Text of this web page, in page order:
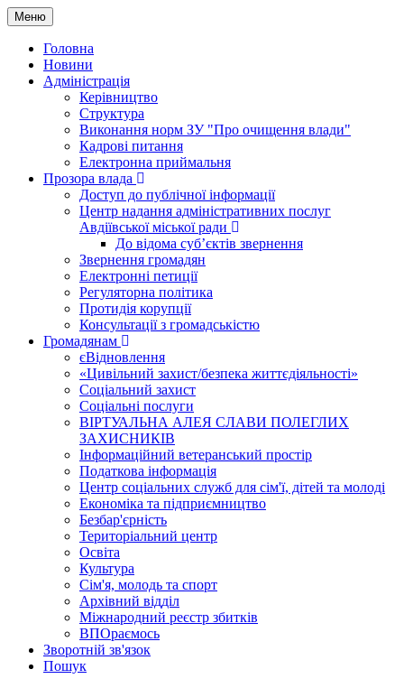
Меню
Головна
Новини
Адміністрація
Керівництво
Структура
Виконання норм ЗУ "Про очищення влади"
Кадрові питання
Електронна приймальня
Прозора влада
Доступ до публічної інформації
Центр надання адміністративних послуг
Авдіївської міської ради
До відома суб’єктів звернення
Звернення громадян
Електронні петиції
Регуляторна політика
Протидія корупції
Консультації з громадськістю
Громадянам
єВідновлення
«Цивільний захист/безпека життєдіяльності»
Соціальний захист
Соціальні послуги
ВІРТУАЛЬНА АЛЕЯ СЛАВИ ПОЛЕГЛИХ
ЗАХИСНИКІВ
Інформаційний ветеранський простір
Податкова інформація
Центр соціальних служб для сім'ї, дітей та молоді
Економіка та підприємництво
Безбар'єрність
Територіальний центр
Освіта
Культура
Сім'я, молодь та спорт
Архівний відділ
Міжнародний реєстр збитків
ВПОраємось
Зворотній зв'язок
Пошук